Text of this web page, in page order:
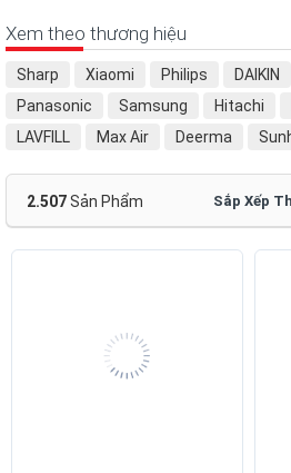
Xem theo thương hiệu
Sharp Xiaomi Philips DAIKIN
Panasonic
Samsung Hitachi
LAVFILL
Max Air Deerma
Midea
Beurer ChungHo
BOHMANN
Trusens Digimax
2.507Sản Phẩm Sắp Xếp